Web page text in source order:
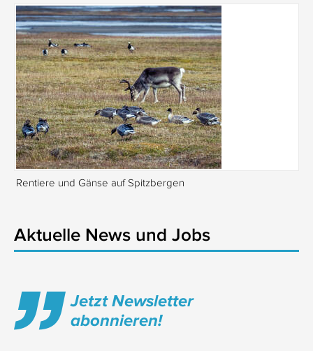
Rentiere und Gänse auf Spitzbergen
Aktuelle News und Jobs
Jetzt Newsletter
abonnieren!